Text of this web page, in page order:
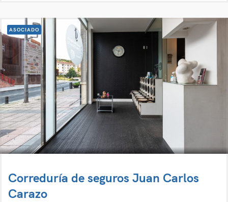
ASOCIADO
Correduría de seguros Juan Carlos
Carazo